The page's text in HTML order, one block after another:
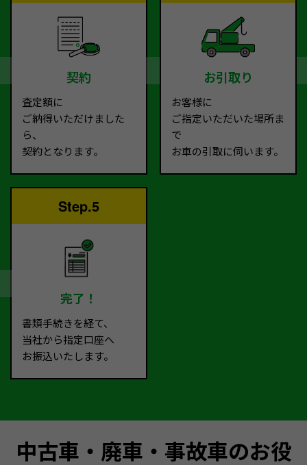
契約
査定額に
ご納得いただけました
ら、
契約となります。
お引取り
お客様に
ご指定いただいた場所ま
で
お車の引取に伺います。
Step.5
完了！
書類手続きを経て、
当社から指定口座へ
お振込いたします。
中古車・廃車・事故車のお役